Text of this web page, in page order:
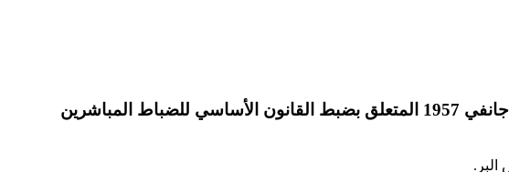
أمر عدد 198 لسنة 1959 مؤرخ في 30 جوان 1959 يتعلق بإتمام الأمر عدد 28 لسنة 1957 المؤرخ في 10 جانفي 1957 المتعلق بضبط القانون الأساسي للضباط المباشرين